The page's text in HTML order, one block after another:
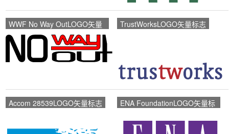
WWF No Way OutLOGO矢量
标志
TrustWorksLOGO矢量标志
Accom 28539LOGO矢量标志
ENA FoundationLOGO矢量标